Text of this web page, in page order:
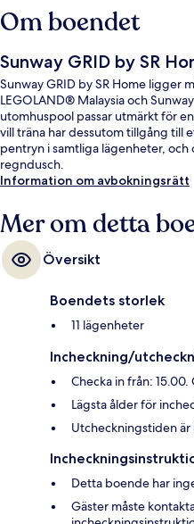
Om boendet
Sunway GRID by SR
Sunway GRID by SR Home ligger
LEGOLAND® Malaysia och
utomhuspool passar utmärkt för
vill träna har dessutom tillgång till
pentryn i samtliga lägenheter,
regndusch.
Information om avbokningsrätt
Mer om detta
Översikt
Boendets storlek
11 lägenheter
Incheckning/
Checka in från:
Lägsta ålder för
Utcheckningstiden är
Detta boende har
Gäster måste